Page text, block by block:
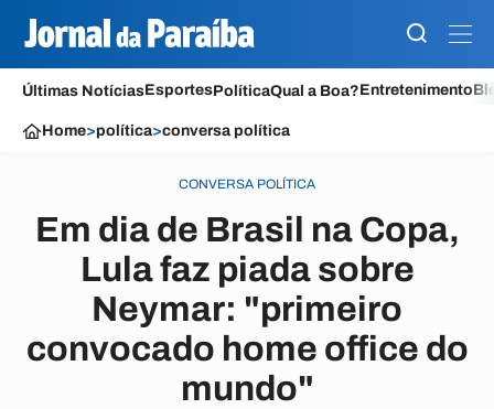
Últimas NotíciasEsportesPolíticaQual a Boa?Entretenimento
Home>política>conversa política
CONVERSA POLÍTICA
Em dia de Brasil na Copa,
Lula faz piada sobre
Neymar: "primeiro
convocado home office do
mundo"